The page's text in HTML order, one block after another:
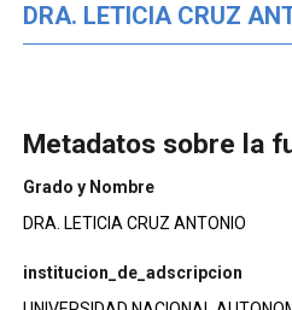
DRA. LETICIA CRUZ
Metadatos sobre la
Grado y Nombre
DRA. LETICIA CRUZ ANTONIO
institucion_de_adscripcion